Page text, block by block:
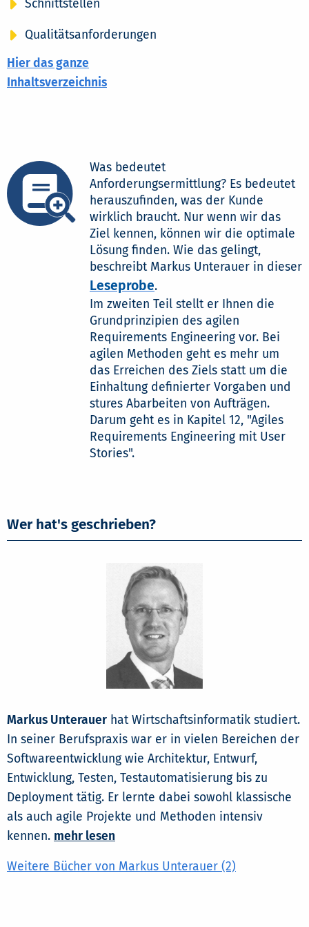
Schnittstellen
Qualitätsanforderungen
Hier das ganze
Inhaltsverzeichnis
Was bedeutet
Anforderungsermittlung? Es bedeutet
herauszufinden, was der Kunde
wirklich braucht. Nur wenn wir das
Ziel kennen, können wir die optimale
Lösung finden. Wie das gelingt,
beschreibt Markus Unterauer in dieser
Leseprobe.
Im zweiten Teil stellt er Ihnen die
Grundprinzipien des agilen
Requirements Engineering vor. Bei
agilen Methoden geht es mehr um
das Erreichen des Ziels statt um die
Einhaltung definierter Vorgaben und
stures Abarbeiten von Aufträgen.
Darum geht es in Kapitel 12, "Agiles
Requirements Engineering mit User
Stories".
Wer hat's geschrieben?
Markus Unterauer hat Wirtschaftsinformatik studiert.
In seiner Berufspraxis war er in vielen Bereichen der
Softwareentwicklung wie Architektur, Entwurf,
Entwicklung, Testen, Testautomatisierung bis zu
Deployment tätig. Er lernte dabei sowohl klassische
als auch agile Projekte und Methoden intensiv
kennen. mehr lesen
Weitere Bücher von Markus Unterauer (2)